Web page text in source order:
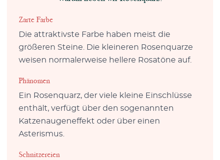
Zarte Farbe
Die attraktivste Farbe haben meist die
größeren Steine. Die kleineren Rosenquarze
weisen normalerweise hellere Rosatöne auf.
Phänomen
Ein Rosenquarz, der viele kleine Einschlüsse
enthält, verfügt über den sogenannten
Katzenaugeneffekt oder über einen
Asterismus.
Schnitzereien